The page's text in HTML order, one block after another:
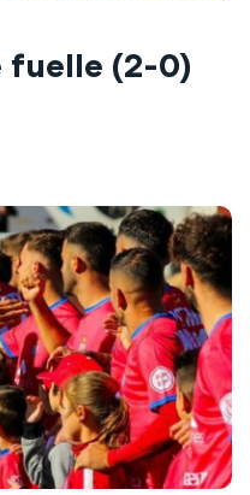
fuelle (2-0)